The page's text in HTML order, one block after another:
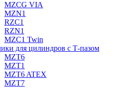
MZCG VIA
MZN1
RZC1
RZN1
MZC1 Twin
для цилиндров с Т-пазом
MZT6
MZT1
MZT6 ATEX
MZT7